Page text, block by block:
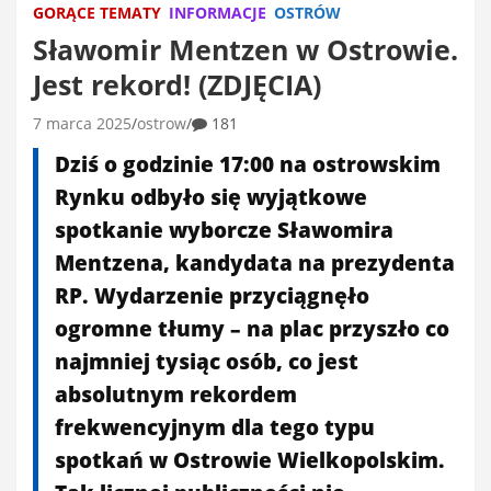
GORĄCE TEMATY INFORMACJE OSTRÓW
Sławomir Mentzen w Ostrowie.
Jest rekord! (ZDJĘCIA)
7 marca 2025 ostrow 181
Dziś o godzinie 17:00 na ostrowskim
Rynku odbyło się wyjątkowe
spotkanie wyborcze Sławomira
Mentzena, kandydata na prezydenta
RP. Wydarzenie przyciągnęło
ogromne tłumy – na plac przyszło co
najmniej tysiąc osób, co jest
absolutnym rekordem
frekwencyjnym dla tego typu
spotkań w Ostrowie Wielkopolskim.